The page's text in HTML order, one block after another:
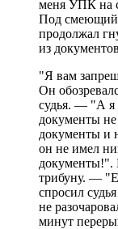
меня УПК на
Под
продолжал
из
"Я вам
Он
судья. — "А я
документы
документы и
он не имел
документы!".
трибуну. —
спросил
не
минут